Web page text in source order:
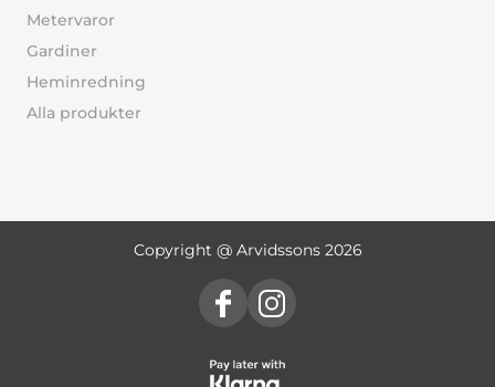
Metervaror
Gardiner
Heminredning
Alla produkter
Copyright @ Arvidssons 2026